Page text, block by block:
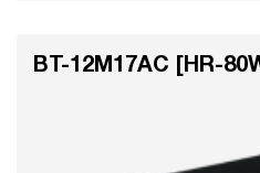
BT-12M17AC [HR-